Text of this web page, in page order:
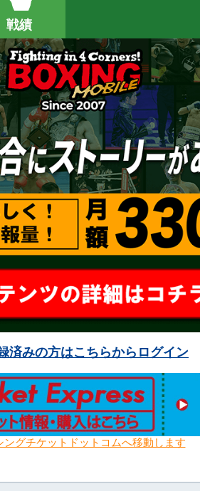
戦績
済みの方はこちらからログイン
グチケットドットコムへ移動します